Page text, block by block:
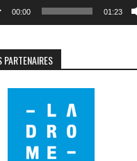
00:00 01:23
PARTENAIRES